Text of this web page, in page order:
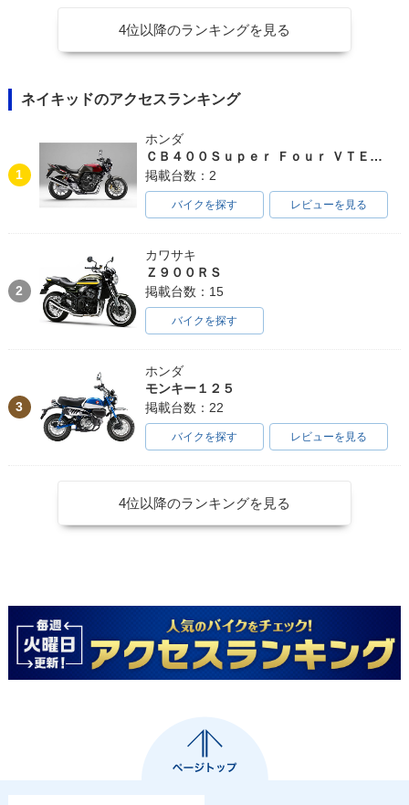
4位以降のランキングを見る
ネイキッドのアクセスランキング
1
ホンダ
ＣＢ４００Ｓｕｐｅｒ Ｆｏｕｒ ＶＴＥＣ ＳＰＥＣ３
掲載台数：2
バイクを探す レビューを見る
2
カワサキ
Ｚ９００ＲＳ
掲載台数：15
バイクを探す
3
ホンダ
モンキー１２５
掲載台数：22
バイクを探す レビューを見る
4位以降のランキングを見る